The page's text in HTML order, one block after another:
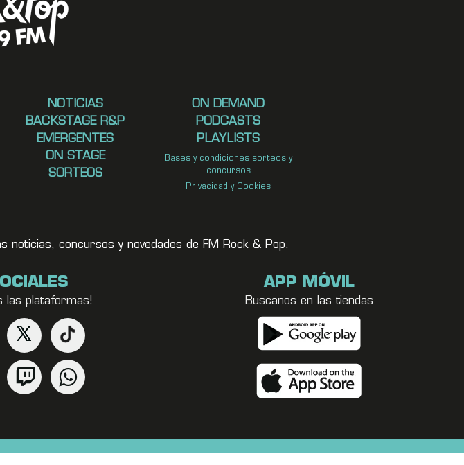
NOTICIAS
BACKSTAGE R&P
EMERGENTES
ON STAGE
SORTEOS
ON DEMAND
PODCASTS
PLAYLISTS
Bases y condiciones sorteos y
concursos
Privacidad y Cookies
noticias, concursos y novedades de FM Rock & Pop.
las plataformas!
APP MÓVIL
Buscanos en las tiendas